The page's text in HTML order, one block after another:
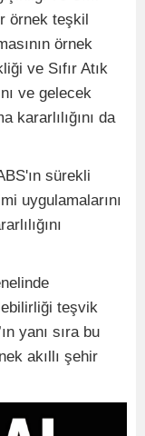
örnek teşkil
örnek
ve Sıfır Atık
ve gelecek
kararlılığını da
sürekli
uygulamalarını
teşvik
yanı sıra bu
akıllı şehir